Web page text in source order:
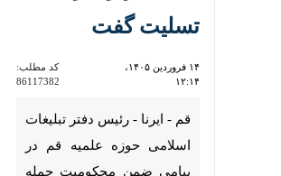
گفت
۱۲:۱۴
کد مطلب:
86117382
قم - ایرنا - رئیس دفتر تبلیغات
اسلامی حوزه علمیه قم در پیامی
ضمن محکومیت حمله بزدلانه